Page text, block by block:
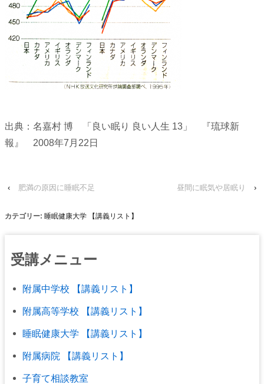
出典：名嘉村 博 「良い眠り 良い人生 13」 『琉球新
報』 2008年7月22日
‹ 肥満の原因に睡眠不足 昼間に眠気や居眠り ›
カテゴリー: 睡眠健康大学 【講義リスト】
受講メニュー
附属中学校 【講義リスト】
附属高等学校 【講義リスト】
睡眠健康大学 【講義リスト】
附属病院 【講義リスト】
子育て相談教室